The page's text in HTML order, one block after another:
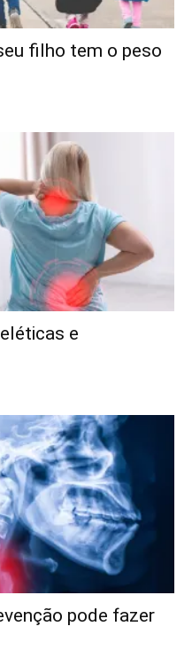
filho tem o peso
e
pode fazer